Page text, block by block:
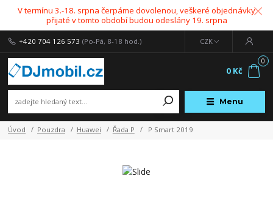
V termínu 3.-18. srpna čerpáme dovolenou, veškeré objednávky
přijaté v tomto období budou odeslány 19. srpna
Menu
CZK
+420 704 126 573 (Po-Pá, 8-18 hod.)
0
0 Kč
Úvod Pouzdra Huawei Řada P P Smart 2019